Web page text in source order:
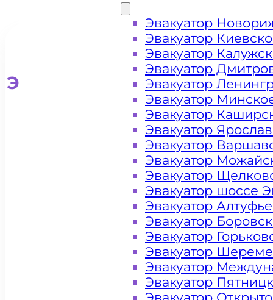
Эвакуатор для легковых
Эвакуатор
Эвакуатор
Эвакуатор
Эвакуатор
Эвакуатор
Эвакуатор
Эвакуатор
Эвакуатор
Эвакуатор
Эвакуатор
Эвакуатор
Эвакуатор шоссе
Эвакуатор
Эвакуатор
Эвакуатор
Эвакуатор
Эвакуатор
Эвакуатор